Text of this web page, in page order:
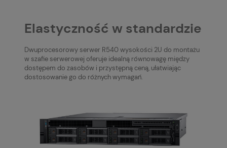
Elastyczność w standardzie
Dwuprocesorowy serwer R540 wysokości 2U do montażu
w szafie serwerowej oferuje idealną równowagę między
dostępem do zasobów i przystępną ceną, ułatwiając
dostosowanie go do różnych wymagań.